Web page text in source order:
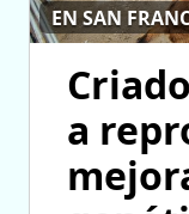
EN SAN
a